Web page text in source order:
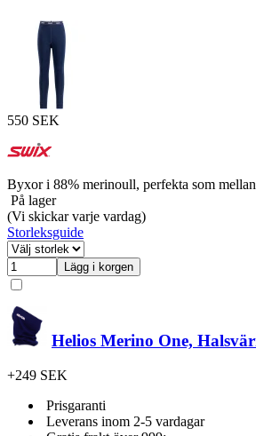
550 SEK
Byxor i 88% merinoull, perfekta som
På lager
(Vi skickar varje vardag)
Storleksguide
Lägg i korgen
Helios Merino One,
+249 SEK
Prisgaranti
Leverans inom 2-5 vardagar